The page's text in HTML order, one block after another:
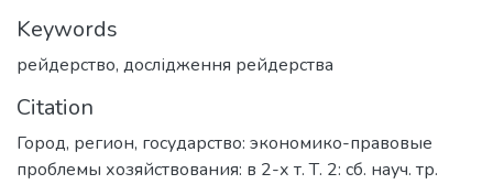
Keywords
рейдерство, дослідження рейдерства
Citation
Город, регион, государство: экономико-правовые
проблемы хозяйствования: в 2-х т. Т. 2: сб. науч. тр.